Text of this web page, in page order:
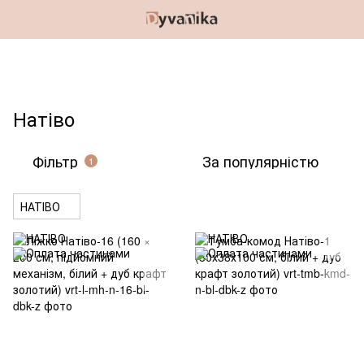
Натіво
Фільтр 1 За популярністю
НАТІВО